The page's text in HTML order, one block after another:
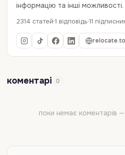
інформацію та інші можливості.
2314 статей 1 відповідь 11
relocate.to
коментарі 0
поки немає коментарів